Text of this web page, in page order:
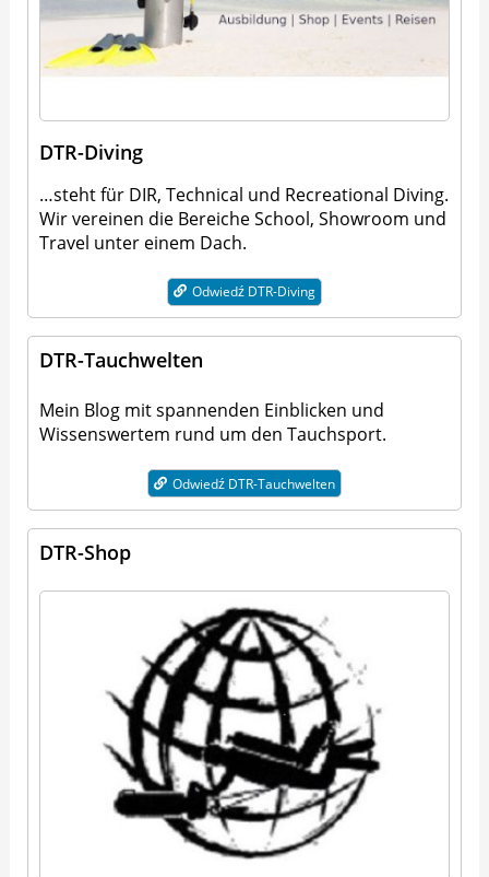
DTR-Diving
…steht für DIR, Technical und Recreational Diving.
Wir vereinen die Bereiche School, Showroom und
Travel unter einem Dach.
Odwiedź DTR-Diving
DTR-Tauchwelten
Mein Blog mit spannenden Einblicken und
Wissenswertem rund um den Tauchsport.
Odwiedź DTR-Tauchwelten
DTR-Shop